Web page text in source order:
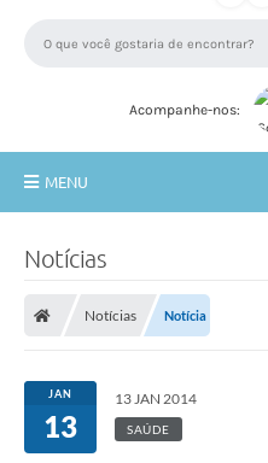
Acompanhe-nos:
MENU
SECRETARIA E DEPARTAMENTOS
Planos Municipais
Notícias
Notícias Notícia
JAN
13
13 JAN 2014
SAÚDE